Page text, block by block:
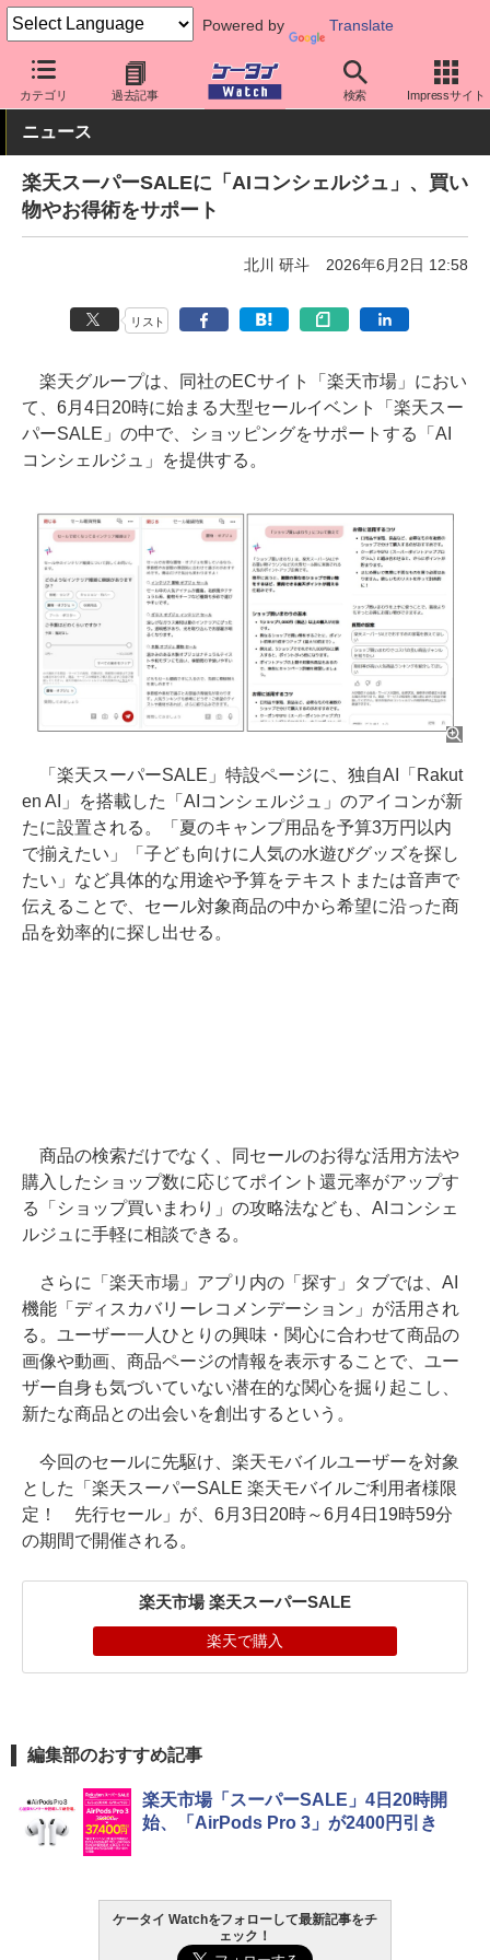
Powered by Translate
カテゴリ 過去記事 検索 Impressサイト
ケータイ Watch キャリア 楽天 アプリ・サービス
ニュース
楽天スーパーSALEに「AIコンシェルジュ」、買い
物やお得術をサポート
北川 研斗 2026年6月2日 12:58
リスト
楽天グループは、同社のECサイト「楽天市場」におい
て、6月4日20時に始まる大型セールイベント「楽天スー
パーSALE」の中で、ショッピングをサポートする「AI
コンシェルジュ」を提供する。
「楽天スーパーSALE」特設ページに、独自AI「Rakut
en AI」を搭載した「AIコンシェルジュ」のアイコンが新
たに設置される。「夏のキャンプ用品を予算3万円以内
で揃えたい」「子ども向けに人気の水遊びグッズを探し
たい」など具体的な用途や予算をテキストまたは音声で
伝えることで、セール対象商品の中から希望に沿った商
品を効率的に探し出せる。
商品の検索だけでなく、同セールのお得な活用方法や
購入したショップ数に応じてポイント還元率がアップす
る「ショップ買いまわり」の攻略法なども、AIコンシェ
ルジュに手軽に相談できる。
さらに「楽天市場」アプリ内の「探す」タブでは、AI
機能「ディスカバリーレコメンデーション」が活用され
る。ユーザー一人ひとりの興味・関心に合わせて商品の
画像や動画、商品ページの情報を表示することで、ユー
ザー自身も気づいていない潜在的な関心を掘り起こし、
新たな商品との出会いを創出するという。
今回のセールに先駆け、楽天モバイルユーザーを対象
とした「楽天スーパーSALE 楽天モバイルご利用者様限
定！ 先行セール」が、6月3日20時～6月4日19時59分
の期間で開催される。
楽天市場 楽天スーパーSALE
楽天で購入
編集部のおすすめ記事
楽天市場「スーパーSALE」4日20時開
始、「AirPods Pro 3」が2400円引き
ケータイ Watchをフォローして最新記事をチ
ェック！